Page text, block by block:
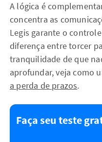
A lógica é
concentra as
Legis garante o
diferença entre torcer
tranquilidade de que
aprofundar, veja como
a perda de prazos.
Faça seu teste